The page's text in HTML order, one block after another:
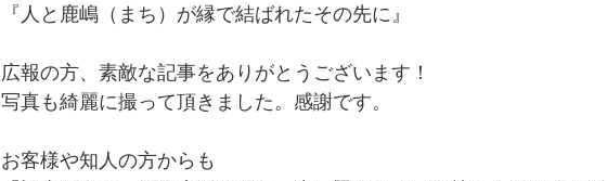
『人と鹿嶋（まち）が縁で結ばれたその先に』
広報の方、素敵な記事をありがとうございます！
写真も綺麗に撮って頂きました。感謝です。
お客様や知人の方からも